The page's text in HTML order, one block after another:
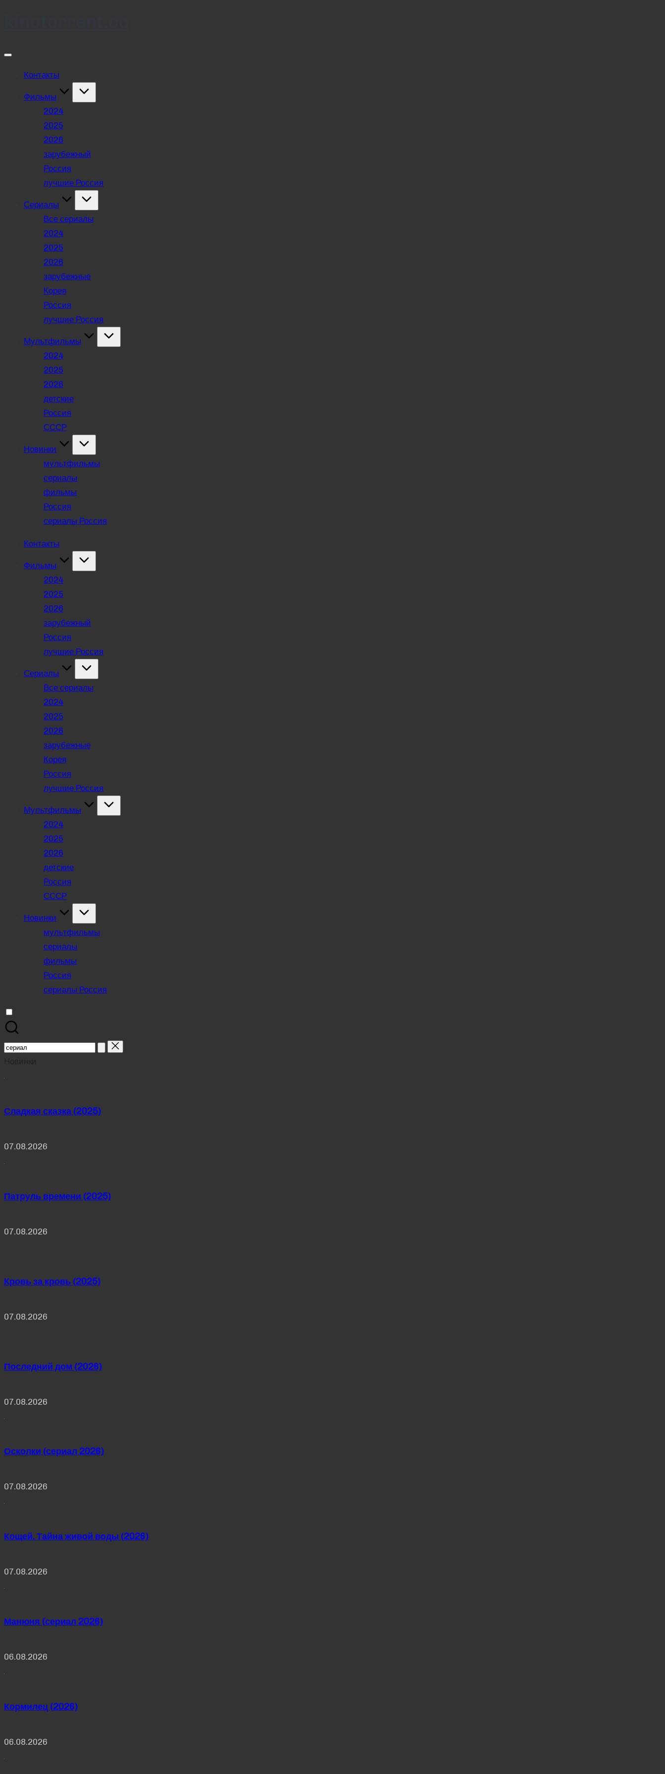
Контакты
Фильмы
2024
2025
2026
зарубежный
Россия
лучшие Россия
Сериалы
Все сериалы
2024
2025
2026
зарубежные
Корея
Россия
лучшие Россия
Мультфильмы
2024
2025
2026
детские
Россия
СССР
Новинки
мультфильмы
сериалы
фильмы
Россия
сериалы Россия
Контакты
Фильмы
2024
2025
2026
зарубежный
Россия
лучшие Россия
Сериалы
Все сериалы
2024
2025
2026
зарубежные
Корея
Россия
лучшие Россия
Мультфильмы
2024
2025
2026
детские
Россия
СССР
Новинки
мультфильмы
сериалы
фильмы
Россия
сериалы Россия
Search
Сладкая сказка (2025)
07.08.2026
Патруль времени (2025)
07.08.2026
Кровь за кровь (2025)
07.08.2026
Последний дом (2026)
07.08.2026
Осколки (сериал 2026)
07.08.2026
Кощей. Тайна живой воды (2026)
07.08.2026
Манюня (сериал 2026)
06.08.2026
Кормилец (2026)
06.08.2026